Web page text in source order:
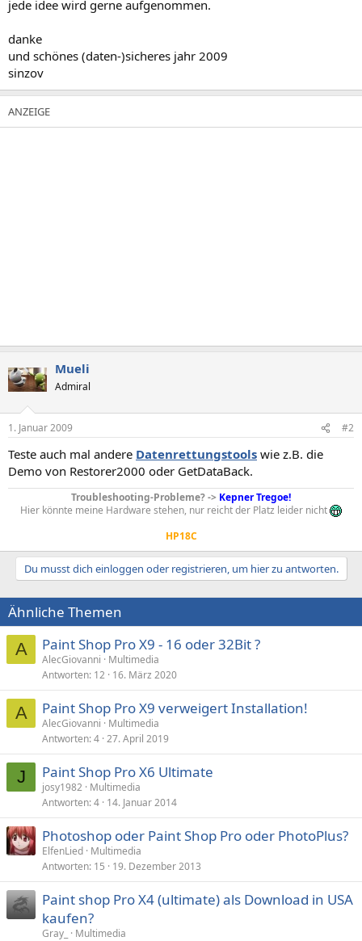
jede idee wird gerne aufgenommen.
danke
und schönes (daten-)sicheres jahr 2009
sinzov
Mueli
Admiral
1. Januar 2009 #2
Teste auch mal andere Datenrettungstools wie z.B. die
Demo von Restorer2000 oder GetDataBack.
Troubleshooting-Probleme? -> Kepner Tregoe!
Hier könnte meine Hardware stehen, nur reicht der Platz leider nicht
HP18C
Du musst dich einloggen oder registrieren, um hier zu antworten.
Ähnliche Themen
A Paint Shop Pro X9 - 16 oder 32Bit ?
AlecGiovanni
Multimedia
Antworten 12 16. März 2020
A Paint Shop Pro X9 verweigert Installation!
AlecGiovanni
Multimedia
Antworten 4 27. April 2019
J Paint Shop Pro X6 Ultimate
josy1982 Multimedia
Antworten 4 14. Januar 2014
Photoshop oder Paint Shop Pro oder PhotoPlus?
ElfenLied Multimedia
Antworten 15 19. Dezember 2013
Paint shop Pro X4 (ultimate) als Download in USA
kaufen?
Gray_
Multimedia